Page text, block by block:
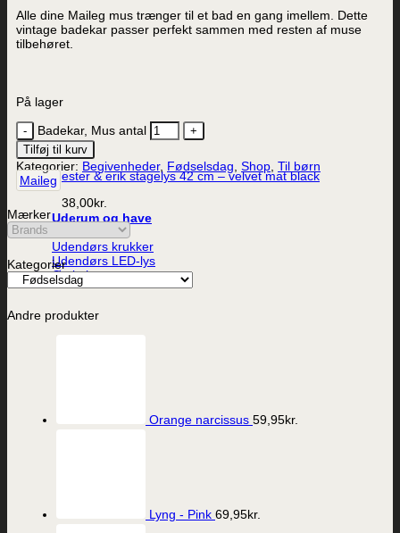
Vis
ester & erik stagelys 42 cm – velvet mat black
38,00kr.
Uderum og have
Udendørs krukker
Udendørs LED-lys
Øvrig have
Alle dine Maileg mus trænger til et bad en gang imellem. Dette
vintage badekar passer perfekt sammen med resten af muse
tilbehøret.
På lager
Badekar, Mus antal
Tilføj til kurv
Kategorier: Begivenheder, Fødselsdag Shop Til børn
Maileg
Mærker
Kategorier
Andre produkter
Orange narcissus 59,95kr.
Lyng - Pink 69,95kr.